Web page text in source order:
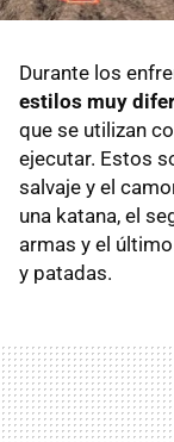
Durante los
estilos muy
que se utilizan
ejecutar. Estos
salvaje y el
una katana, el
armas y el
y patadas.